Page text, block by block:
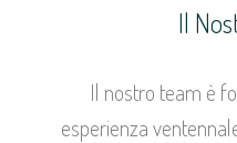
Il
Il nostro team è
esperienza